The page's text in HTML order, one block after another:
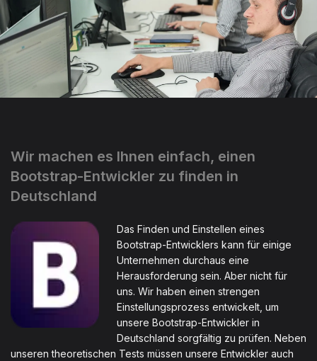
Wir machen es Ihnen einfach, einen
Bootstrap-Entwickler zu finden in
Deutschland
Das Finden und Einstellen eines
Bootstrap-Entwicklers kann für einige
Unternehmen durchaus eine
Herausforderung sein. Aber nicht für
uns. Wir haben einen strengen
Einstellungsprozess entwickelt, um
unsere Bootstrap-Entwickler in
Deutschland sorgfältig zu prüfen. Neben
unseren theoretischen Tests müssen unsere Entwickler auch